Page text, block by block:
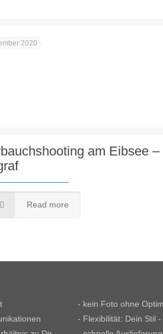
2020
am Eibsee –
Read more
- kein Foto ohne
- Flexibilität: Dein Stil